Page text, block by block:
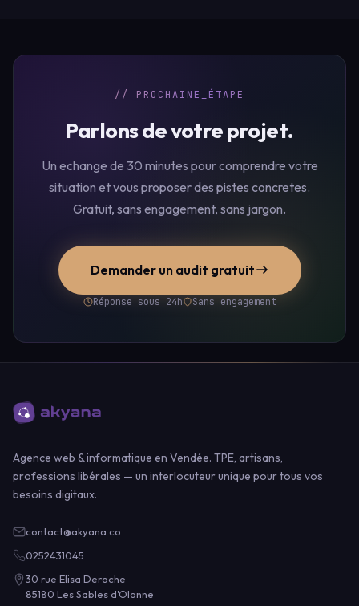
// PROCHAINE_ÉTAPE
Parlons de votre projet.
Un echange de 30 minutes pour comprendre votre
situation et vous proposer des pistes concretes.
Gratuit, sans engagement, sans jargon.
Demander un audit gratuit
Réponse sous 24h Sans engagement
Agence web & informatique en Vendée. TPE, artisans,
professions libérales — un interlocuteur unique pour tous vos
besoins digitaux.
contact@akyana.co
0252431045
30 rue Elisa Deroche
85180 Les Sables d'Olonne